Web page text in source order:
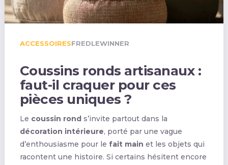
ACCESSOIRESFREDLEWINNER
Coussins ronds artisanaux :
faut-il craquer pour ces
pièces uniques ?
Le coussin ronds’invite partout dans la
décoration intérieure, porté par une vague
d’enthousiasme pour le fait main et les objets qui
racontent une histoire. Si certains hésitent encore